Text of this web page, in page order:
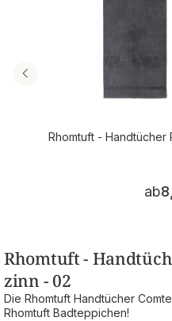
Rhomtuft - Handtücher
ab
Rhomtuft -
zinn - 02
Die Rhomtuft Handtücher
Rhomtuft Badteppichen!